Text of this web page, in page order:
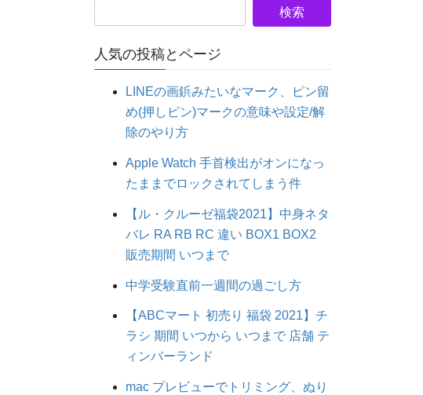
人気の投稿とページ
LINEの画鋲みたいなマーク、ピン留
め(押しピン)マークの意味や設定/解
除のやり方
Apple Watch 手首検出がオンになっ
たままでロックされてしまう件
【ル・クルーゼ福袋2021】中身ネタ
バレ RA RB RC 違い BOX1 BOX2
販売期間 いつまで
中学受験直前一週間の過ごし方
【ABCマート 初売り 福袋 2021】チ
ラシ 期間 いつから いつまで 店舗 テ
ィンバーランド
mac プレビューでトリミング、ぬり